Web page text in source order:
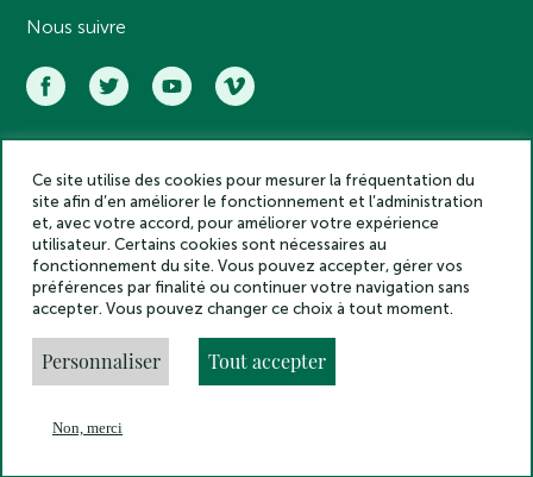
Menu
Nous suivre
Académie des inscriptions et belles lettres – Tous droits réservés
2025
Politique de confidentialité
Mentions légales
Crédits
Gestion des cookies
Made by
Ce site utilise des cookies pour mesurer la fréquentation du
site afin d’en améliorer le fonctionnement et l’administration
et, avec votre accord, pour améliorer votre expérience
utilisateur. Certains cookies sont nécessaires au
fonctionnement du site. Vous pouvez accepter, gérer vos
préférences par finalité ou continuer votre navigation sans
accepter. Vous pouvez changer ce choix à tout moment.
Personnaliser Tout accepter
Non, merci